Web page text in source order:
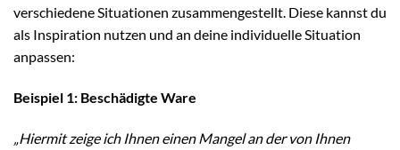
verschiedene Situationen zusammengestellt. Diese kannst du
als Inspiration nutzen und an deine individuelle Situation
anpassen:
Beispiel 1: Beschädigte Ware
„Hiermit zeige ich Ihnen einen Mangel an der von Ihnen